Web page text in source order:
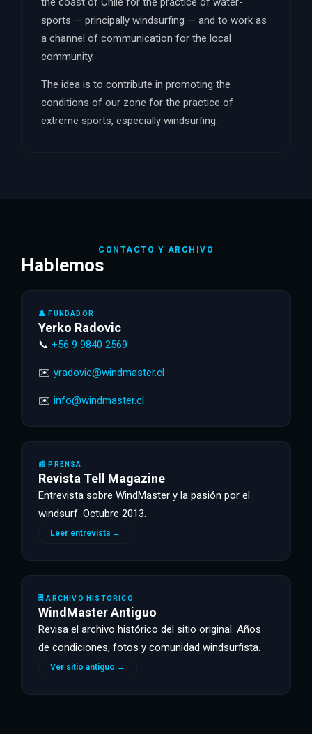
sports — principally windsurfing — and to work as
a channel of communication for the local
community.
The idea is to contribute in promoting the
conditions of our zone for the practice of
extreme sports, especially windsurfing.
CONTACTO Y ARCHIVO
Hablemos
👤 FUNDADOR
Yerko Radovic
📞 +56 9 9840 2569
✉️ yradovic@windmaster.cl
✉️ info@windmaster.cl
📰 PRENSA
Revista Tell Magazine
Entrevista sobre WindMaster y la pasión por el
windsurf. Octubre 2013.
Leer entrevista →
🗄 ARCHIVO HISTÓRICO
WindMaster Antiguo
Revisa el archivo histórico del sitio original. Años
de condiciones, fotos y comunidad windsurfista.
Ver sitio antiguo →